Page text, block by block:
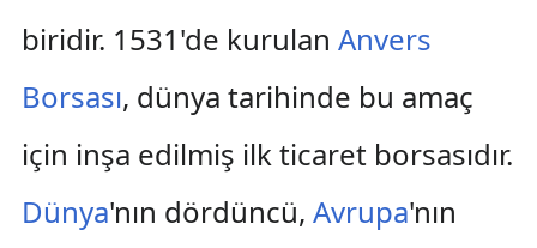
biridir. 1531'de kurulan Anvers
Borsası, dünya tarihinde bu amaç
için inşa edilmiş ilk ticaret borsasıdır.
Dünya'nın dördüncü, Avrupa'nın